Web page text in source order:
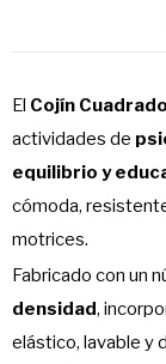
El Cojín Cuadrado
actividades de
equilibrio y
cómoda,
motrices.
Fabricado con un
densidad,
elástico, lavable y